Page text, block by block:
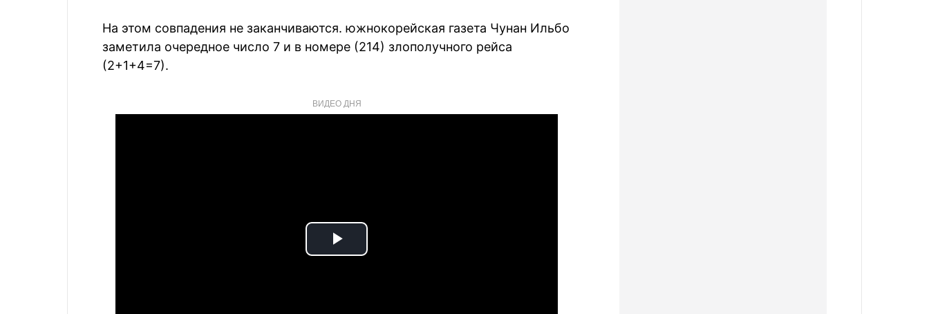
На этом совпадения не заканчиваются. южнокорейская газета Чунан Ильбо
заметила очередное число 7 и в номере (214) злополучного рейса
(2+1+4=7).
ВИДЕО ДНЯ
Play